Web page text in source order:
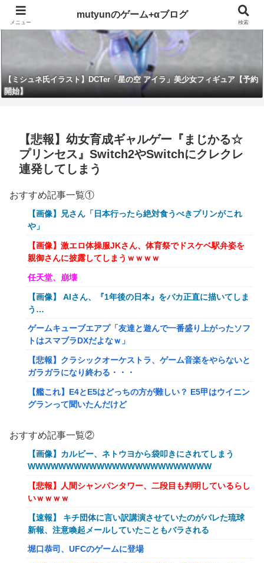
【ミシュネ氏イラスト】DCTer「星の空 アイラ」美少女フィギュア【予約
開始】
【悲報】幼女育成ギャルゲー『まじかる☆
プリンセス』Switch2やSwitchにクレクレ
連発してしまう
おすすめ記事一覧①
【画像】兄さん「日本行ったら絶対食うべきプリンがこれ
や」
【画像】激エロ体操服JKさん、体育祭でドスケベ駅弁姿を
親御さんに披露してしまうｗｗｗｗ
任天堂、崩壊
【画像】 AIさん、『1年後の日本』をバカ正直に描いてしま
う…
ゲームキューブエアプ「友達と遊んで一番盛り上がったソフ
トはスマブラDXだよなｗ」
【悲報】クラシックオーケストラ、ゲーム音楽をやらないと
ガラガラになり終わる・・・
【艦これ】E4とE5はどっちの方が難しい？ E5甲はウイニン
グランって聞いたんだけど
【艦これ】オオヤマトウサギ 他
【艦これ】授業中に居眠りふぶき 他
【画像】令和最新版のあのちゃん、可愛過ぎてワイらにブッ
刺さりまくりw w w w w w
【爆笑動画】ママさん「新しい洗濯機買って1発目に回した
らコレw」←こwれwはw w w w w w w w w w
岡田斗司夫「人間の本音としてブサイクを見たら不愉快にな
る。この責任をどうとるんだ」
おすすめ記事一覧②
【画像】カルビー、ネトウヨから袋叩きにされてしまう
WWWWWWWWWWWWWWWWWWWWWWWW
【悲報】人間シャンパンタワー、二段目も判明しているらし
いｗｗｗｗ
【速報】 キチ団体に言い訳講演させていたのがバレた琉球
新報、注意喚起メールしていたこともバラされる
堀口恭司、UFCのゲームに登場
メニュー
mutyunのゲーム+αブログ
検索